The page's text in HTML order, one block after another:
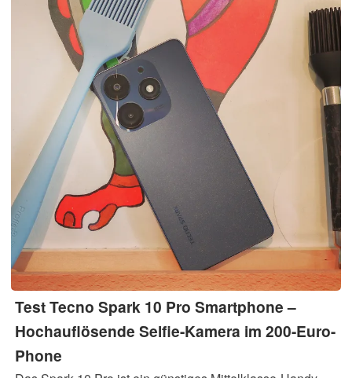
Test Tecno Spark 10 Pro Smartphone –
Hochauflösende Selfie-Kamera im 200-Euro-
Phone